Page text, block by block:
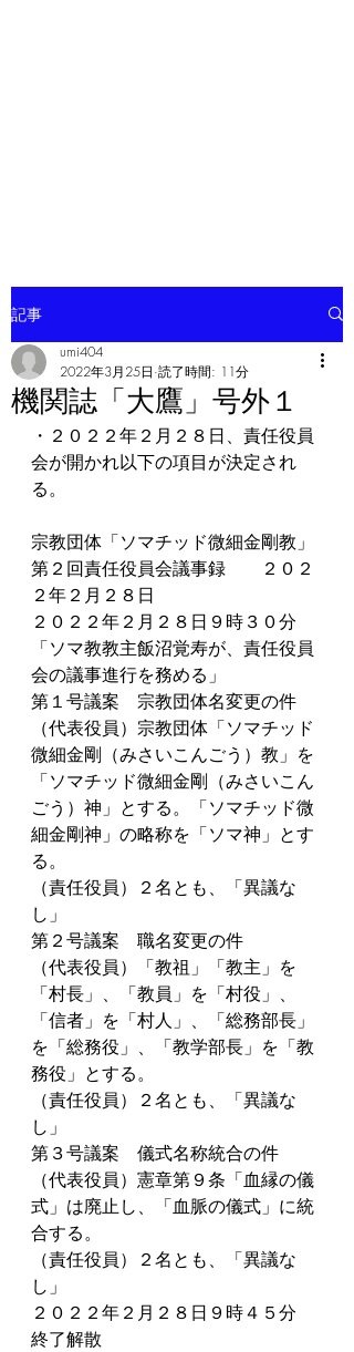
記事
機関誌「大鷹」号外１
umi404
2022年3月25日 読了時間: 11分
・２０２２年２月２８日、責任役員
会が開かれ以下の項目が決定され
る。
宗教団体「ソマチッド微細金剛教」
第２回責任役員会議事録　　２０２
２年２月２８日
２０２２年２月２８日９時３０分
「ソマ教教主飯沼覚寿が、責任役員
会の議事進行を務める」
第１号議案　宗教団体名変更の件
（代表役員）宗教団体「ソマチッド
微細金剛（みさいこんごう）教」を
「ソマチッド微細金剛（みさいこん
ごう）神」とする。「ソマチッド微
細金剛神」の略称を「ソマ神」とす
る。
（責任役員）２名とも、「異議な
し」
第２号議案　職名変更の件
（代表役員）「教祖」「教主」を
「村長」、「教員」を「村役」、
「信者」を「村人」、「総務部長」
を「総務役」、「教学部長」を「教
務役」とする。
（責任役員）２名とも、「異議な
し」
第３号議案　儀式名称統合の件
（代表役員）憲章第９条「血縁の儀
式」は廃止し、「血脈の儀式」に統
合する。
（責任役員）２名とも、「異議な
し」
２０２２年２月２８日９時４５分
終了解散